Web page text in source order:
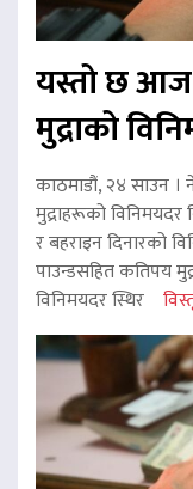
यस्तो छ आज
मुद्राको
काठमाडौं, २४ साउन ।
मुद्राहरूको
र बहराइन दिनारको
पाउन्डसहित कतिपय
विनिमयदर स्थिर